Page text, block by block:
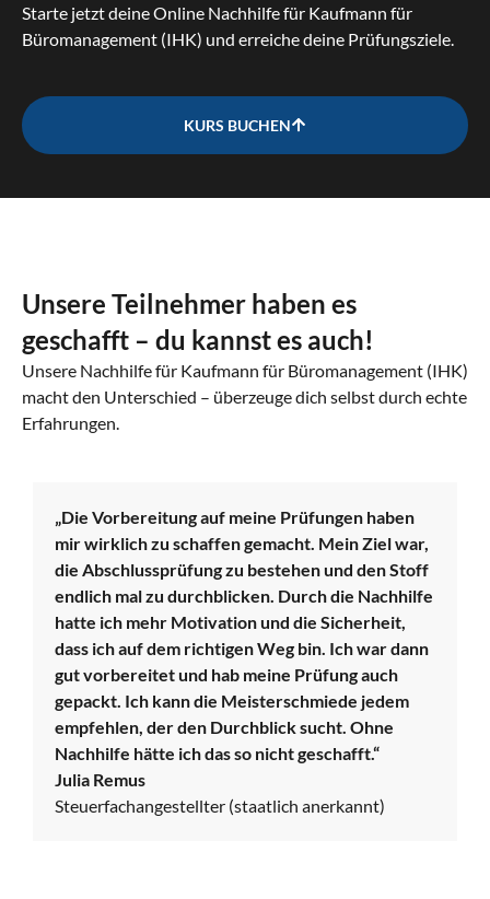
Starte jetzt deine Online Nachhilfe für Kaufmann für
Büromanagement (IHK) und erreiche deine Prüfungsziele.
KURS BUCHEN
Unsere Teilnehmer haben es
geschafft – du kannst es auch!
Unsere Nachhilfe für Kaufmann für Büromanagement (IHK)
macht den Unterschied – überzeuge dich selbst durch echte
Erfahrungen.
„Die Vorbereitung auf meine Prüfungen haben
mir wirklich zu schaffen gemacht. Mein Ziel war,
die Abschlussprüfung zu bestehen und den Stoff
endlich mal zu durchblicken. Durch die Nachhilfe
hatte ich mehr Motivation und die Sicherheit,
dass ich auf dem richtigen Weg bin. Ich war dann
gut vorbereitet und hab meine Prüfung auch
gepackt. Ich kann die Meisterschmiede jedem
empfehlen, der den Durchblick sucht. Ohne
Nachhilfe hätte ich das so nicht geschafft.“
Julia Remus
Steuerfachangestellter (staatlich anerkannt)